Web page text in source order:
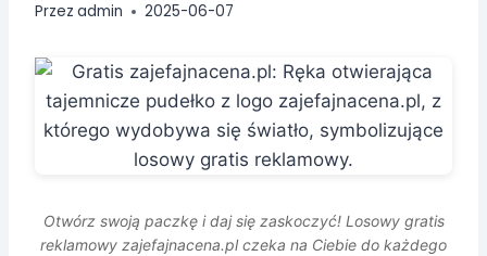
Przez admin 2025-06-07
Otwórz swoją paczkę i daj się zaskoczyć! Losowy gratis
reklamowy zajefajnacena.pl czeka na Ciebie do każdego